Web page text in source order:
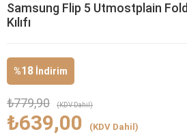
Samsung Flip 5 Utmostplain
Kılıfı
%18 İndirim
₺779,90 (KDV Dahil)
₺639,00 (KDV Dahil)